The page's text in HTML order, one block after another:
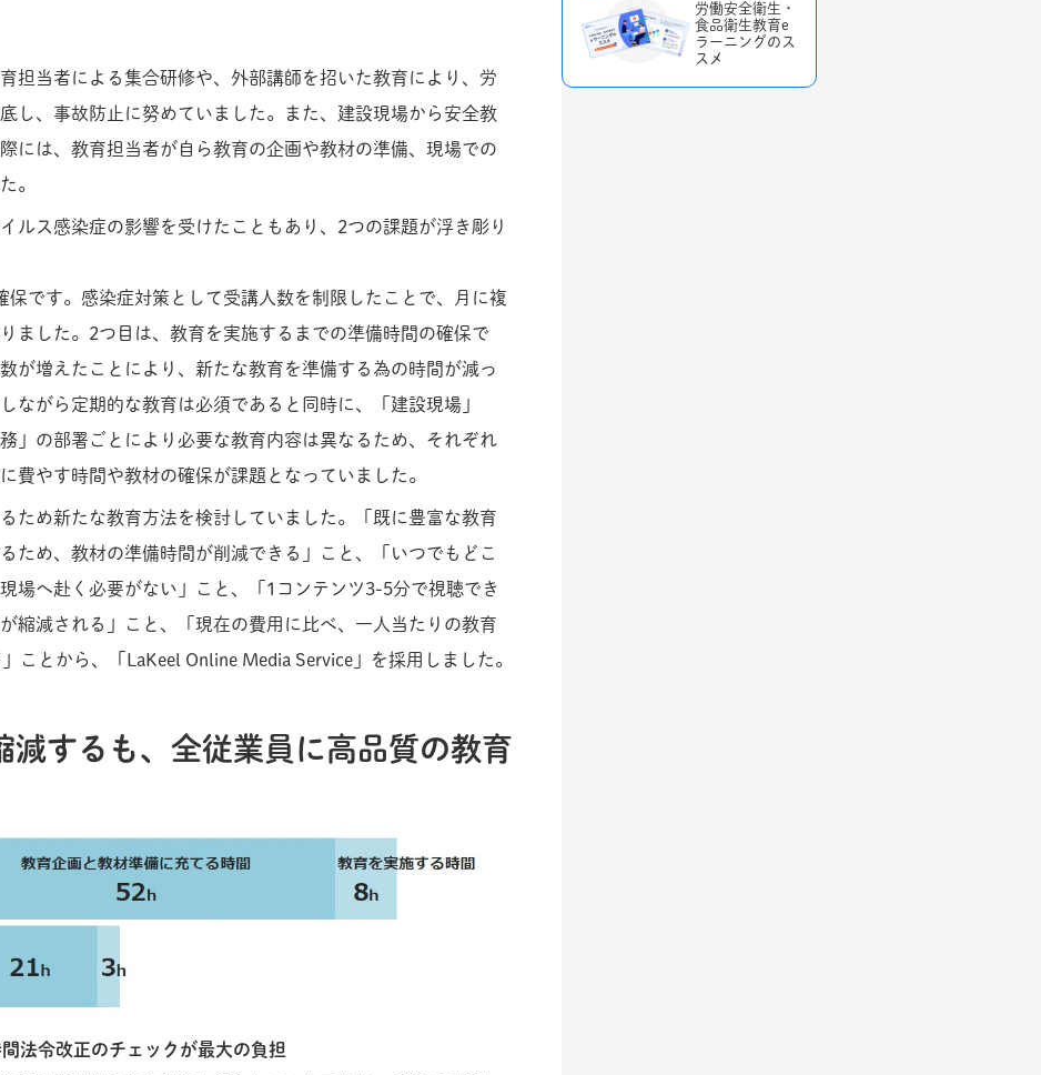
担当者による集合研修や、外部講師を招いた教育により、労
し、事故防止に努めていました。また、建設現場から安全教
には、教育担当者が自ら教育の企画や教材の準備、現場での
。
ルス感染症の影響を受けたこともあり、2つの課題が浮き彫り
保です。感染症対策として受講人数を制限したことで、月に複
ました。2つ目は、教育を実施するまでの準備時間の確保で
が増えたことにより、新たな教育を準備する為の時間が減っ
ながら定期的な教育は必須であると同時に、「建設現場」
」の部署ごとにより必要な教育内容は異なるため、それぞれ
費やす時間や教材の確保が課題となっていました。
ため新たな教育方法を検討していました。「既に豊富な教育
ため、教材の準備時間が削減できる」こと、「いつでもどこ
場へ赴く必要がない」こと、「1コンテンツ3-5分で視聴でき
縮減される」こと、「現在の費用に比べ、一人当たりの教育
ことから、「LaKeel Online Media Service」を採用しました。
減するも、全従業員に高品質の教育
法令改正のチェックが最大の負担
労働安全衛生・
食品衛生教育e
ラーニングのス
スメ